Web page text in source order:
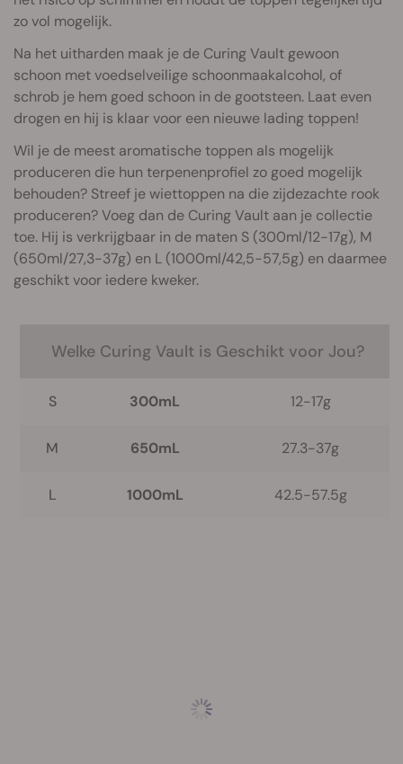
zo vol mogelijk.
Na het uitharden maak je de Curing Vault gewoon
schoon met voedselveilige schoonmaakalcohol, of
schrob je hem goed schoon in de gootsteen. Laat even
drogen en hij is klaar voor een nieuwe lading toppen!
Wil je de meest aromatische toppen als mogelijk
produceren die hun terpenenprofiel zo goed mogelijk
behouden? Streef je wiettoppen na die zijdezachte rook
produceren? Voeg dan de Curing Vault aan je collectie
toe. Hij is verkrijgbaar in de maten S (300ml/12-17g), M
(650ml/27,3-37g) en L (1000ml/42,5-57,5g) en daarmee
geschikt voor iedere kweker.
Welke Curing Vault is Geschikt voor Jou?
S 300mL 12-17g
M 650mL 27.3-37g
L 1000mL 42.5-57.5g